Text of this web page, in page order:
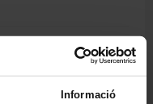
Informació